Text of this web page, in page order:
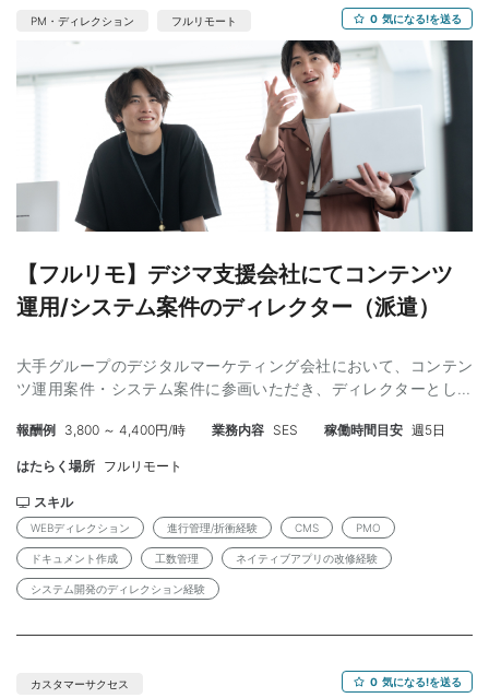
Directory または Microsoft Entra ID の設計、運用経験 ・
PowerShell などによる運用自動化ツールの作成経験 ・数名規模の
チームリード経験、もしくはリーダー候補としての主体性 【歓迎
条件】 ・Microsoft 365 管理者としての運用経験（Exchange
Online、Teams、SharePoint Online 等） ・Microsoft Intune、
Microsoft Defender for Endpoint 等のエンドポイント管理／セキ
ュリティ製品の運用経験 ・Microsoft Power Platform（Power
Automate / Power Apps）を用いた業務自動化・内製化の経験 ・
情報セキュリティ業務経験（IT統制、監査対応、インシデント対
応） ・社内ユーザ向けのヘルプデスク／ユーザサポートの実務経
態 ：業務委託 ※弊社と雇用契約を結び、弊社クラ
イアント先での勤務となります。 ・契約期間 ：即日～長期 （3
か月ごとの更新想定） ・勤務時間 ：9:30～18:00 休憩1h ・勤
部リモート可。週2～3出社です。 【応募後の流れ】 応募内容の確
認 ↓ 弊社担当者との面談 ↓ クライアントとの面談 （案件番号：
PM・ディレクション フルリモート 0 気になる!を送る
【フルリモ】デジマ支援会社にてコンテンツ
運用/システム案件のディレクター（派遣）
大手グループのデジタルマーケティング会社において、コンテン
ツ運用案件・システム案件に参画いただき、ディレクターとして
下記のとおりです。 ・Webサイト運用ディレクション └CMS/
静的ファイルの更新など ・システム案件ディレクション └EOL
けるプロジェクトマネジメント ・その他、内部・クライアントと
の折衝 └制作・開発パートナーへの発注処理、要望ヒアリン
グ、定例の運営等 【業務の環境】 ・対応目安時間：9:30-19:00
└業務によって変動があります ・リモート頻度：原則フルリモ
ート └不定期で出社を依頼する可能性がございますが、数か月
作・運用ディレクションの実務経験3年以上（要件整理／スケジュ
進行管理経験 ・クライアントとの折衝経験（定例運営、要望のヒ
報酬例 3,800 ～ 4,400円/時 業務内容 SES 稼働時間目安 週5日
はたらく場所 フルリモート
スキル
WEBディレクション 進行管理/折衝経験 CMS PMO
ドキュメント作成 工数管理 ネイティブアプリの改修経験
システム開発のディレクション経験
カスタマーサクセス 0 気になる!を送る